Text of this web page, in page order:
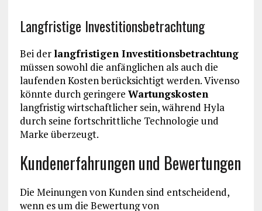
Langfristige Investitionsbetrachtung
Bei derlangfristigen Investitionsbetrachtung
müssen sowohl die anfänglichen als auch die
laufenden Kosten berücksichtigt werden. Vivenso
könnte durch geringere Wartungskosten
langfristig wirtschaftlicher sein, während Hyla
durch seine fortschrittliche Technologie und
Marke überzeugt.
Kundenerfahrungen und Bewertungen
Die Meinungen von Kunden sind entscheidend,
wenn es um die Bewertung von